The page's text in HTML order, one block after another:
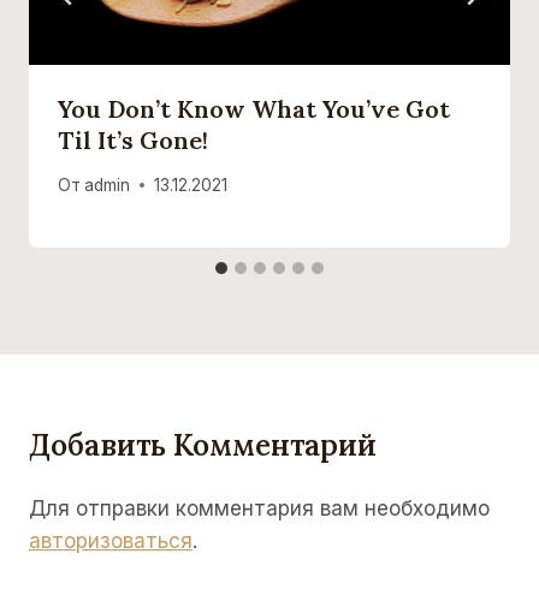
You Don’t Know What You’ve Got
Til It’s Gone!
От admin 13.12.2021
Добавить Комментарий
Для отправки комментария вам необходимо
авторизоваться.